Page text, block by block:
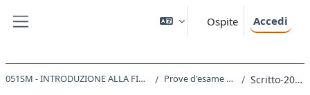
Ospite Accedi
051SM - INTRODUZIONE ALLA FISICA TEORICA 2022 Prove d'esame a.a. 2020/21 Scritto-2021 09 09